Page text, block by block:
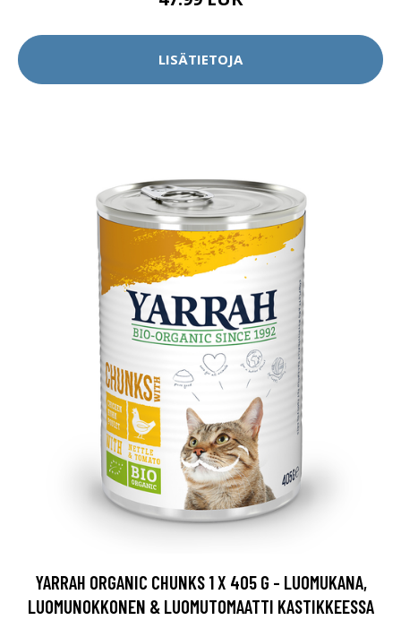
LISÄTIETOJA
YARRAH ORGANIC CHUNKS 1 X 405 G - LUOMUKANA,
LUOMUNOKKONEN & LUOMUTOMAATTI KASTIKKEESSA